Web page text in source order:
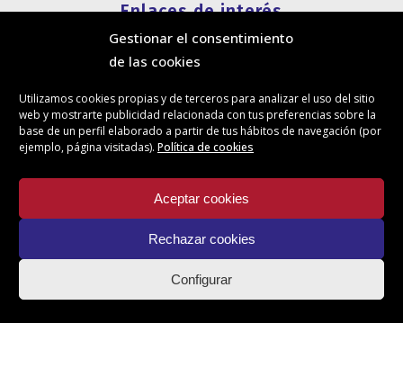
Gestionar el consentimiento
de las cookies
Utilizamos cookies propias y de terceros para analizar el uso del sitio
web y mostrarte publicidad relacionada con tus preferencias sobre la
base de un perfil elaborado a partir de tus hábitos de navegación (por
ejemplo, página visitadas). Política de cookies
Aceptar cookies
Rechazar cookies
Configurar
Enlaces de interés
Política de cookies
Política de privacidad
Canal de denuncias
Protección de privacidad en redes sociales
Síguenos
Actualidad
Contacto